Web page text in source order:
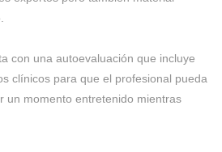
con una autoevaluación que incluye
clínicos para que el profesional pueda
un momento entretenido mientras